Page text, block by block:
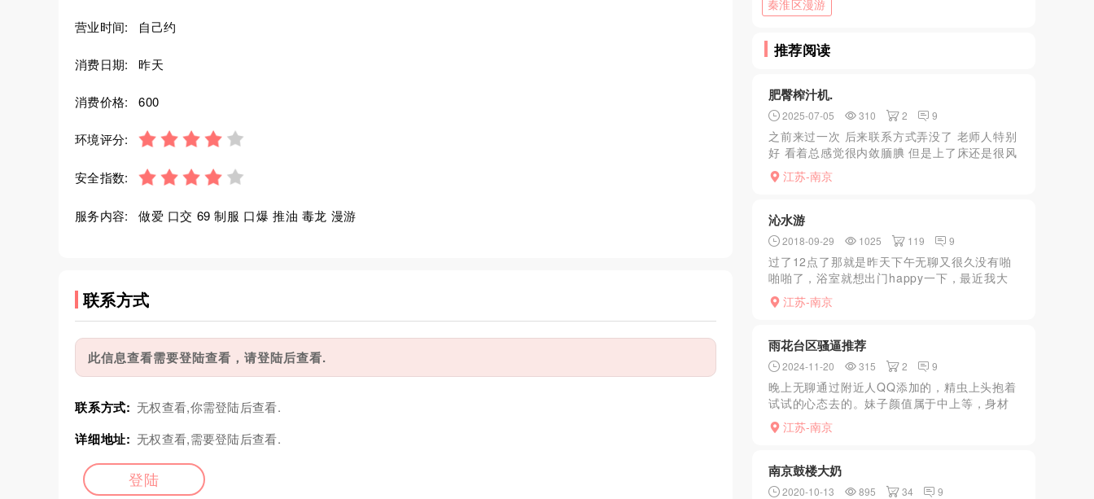
营业时间: 自己约
消费日期: 昨天
消费价格: 600
环境评分:
安全指数:
服务内容: 做爱 口交 69 制服 口爆 推油 毒龙 漫游
联系方式
此信息查看需要登陆查看，请登陆后查看.
联系方式: 无权查看,你需登陆后查看.
详细地址: 无权查看,需要登陆后查看.
登陆
秦淮区漫游
推荐阅读
肥臀榨汁机.
2025-07-05 310 2 9
之前来过一次 后来联系方式弄没了 老师人特别
好 看着总感觉很内敛腼腆 但是上了床还是很风
骚的 典型的反差婊 大奶大屁股粉逼 多干一会
也不会催人 四张的价格绝对是性价比十足了
江苏-南京
沁水游
2018-09-29 1025 119 9
过了12点了那就是昨天下午无聊又很久没有啪
啪啪了，浴室就想出门happy一下，最近我大
南京流行家庭spa，但是BL并不喜好这一口，
思前想后还是决定去沁水，远是远了一点但是
江苏-南京
雨花台区骚逼推荐
2024-11-20 315 2 9
晚上无聊通过附近人QQ添加的，精虫上头抱着
试试的心态去的。妹子颜值属于中上等，身材
高挑，情趣制服一穿确实让人有性欲，服务毒
龙 舌吻 69 基本不变态妹子都可以接受答应。
江苏-南京
南京鼓楼大奶
2020-10-13 895 34 9